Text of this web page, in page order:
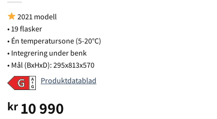
2021 modell
• 19 flasker
• Én temperatursone (5-20°C)
• Integrering under benk
• Mål (BxHxD): 295x813x570
Produktdatablad
kr10 990